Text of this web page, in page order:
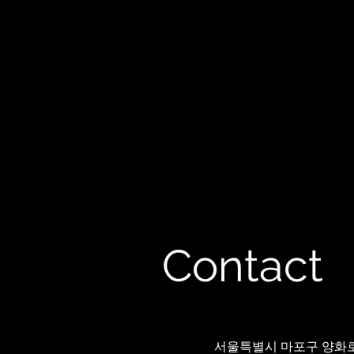
Contact
서울특별시 마포구 양화